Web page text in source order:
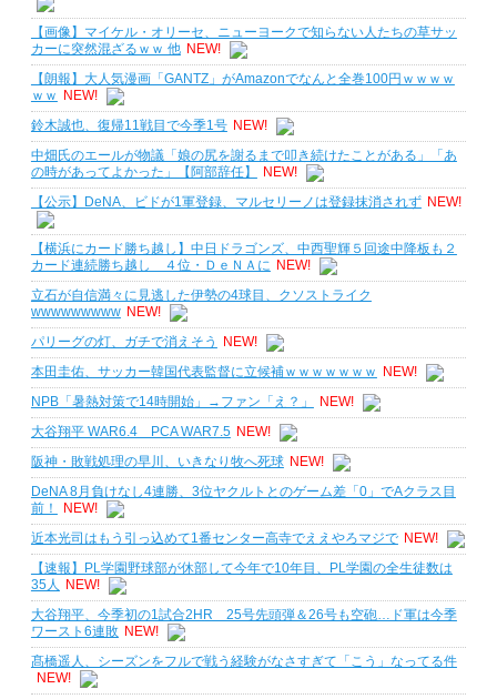
【画像】マイケル・オリーセ、ニューヨークで知らない人たちの草サッ
カーに突然混ざるｗｗ 他 NEW!
【朗報】大人気漫画「GANTZ」がAmazonでなんと全巻100円ｗｗｗｗ
ｗｗ
NEW!
鈴木誠也、復帰11戦目で今季1号 NEW!
中畑氏のエールが物議「娘の尻を謝るまで叩き続けたことがある」「あ
の時があってよかった」【阿部辞任】
NEW!
【公示】DeNA、ビドが1軍登録、マルセリーノは登録抹消されず NEW!
【横浜にカード勝ち越し】中日ドラゴンズ、中西聖輝５回途中降板も２
カード連続勝ち越し ４位・ＤｅＮＡに NEW!
立石が自信満々に見逃した伊勢の4球目、クソストライク
wwwwwwwww NEW!
パリーグの灯、ガチで消えそう
NEW!
本田圭佑、サッカー韓国代表監督に立候補ｗｗｗｗｗｗｗ
NEW!
NPB「暑熱対策で14時開始」→ファン「え？」
NEW!
大谷翔平 WAR6.4 PCA WAR7.5 NEW!
阪神・敗戦処理の早川、いきなり牧へ死球 NEW!
DeNA 8月負けなし4連勝、3位ヤクルトとのゲーム差「0」でAクラス目
前！
NEW!
近本光司はもう引っ込めて1番センター高寺でええやろマジで NEW!
【速報】PL学園野球部が休部して今年で10年目、PL学園の全生徒数は
35人
NEW!
大谷翔平、今季初の1試合2HR 25号先頭弾＆26号も空砲…ド軍は今季
ワースト6連敗 NEW!
髙橋遥人、シーズンをフルで戦う経験がなさすぎて「こう」なってる件
NEW!